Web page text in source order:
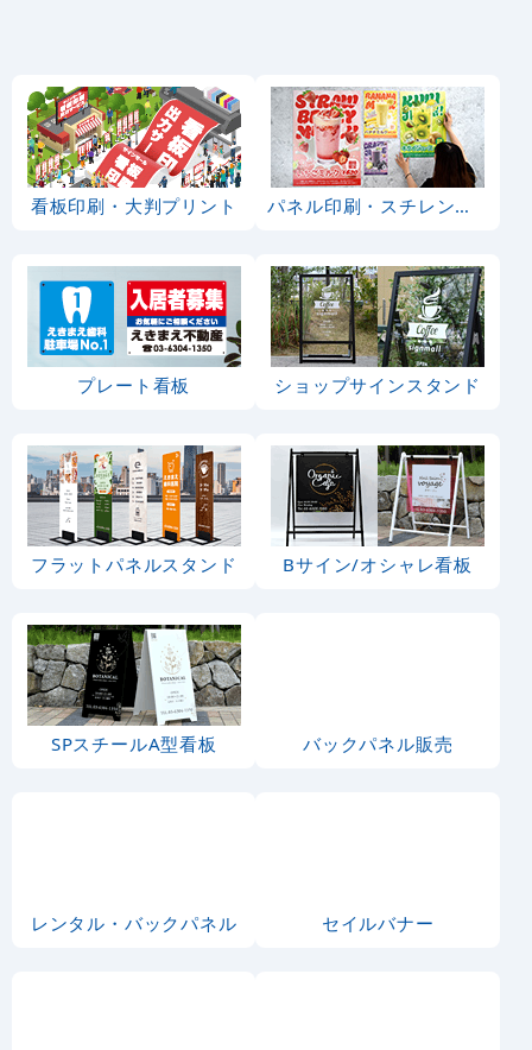
看板印刷・大判プリント パネル印刷・スチレンボード
プレート看板 ショップサインスタンド
フラットパネルスタンド Bサイン/オシャレ看板
SPスチールA型看板 バックパネル販売
レンタル・バックパネル セイルバナー